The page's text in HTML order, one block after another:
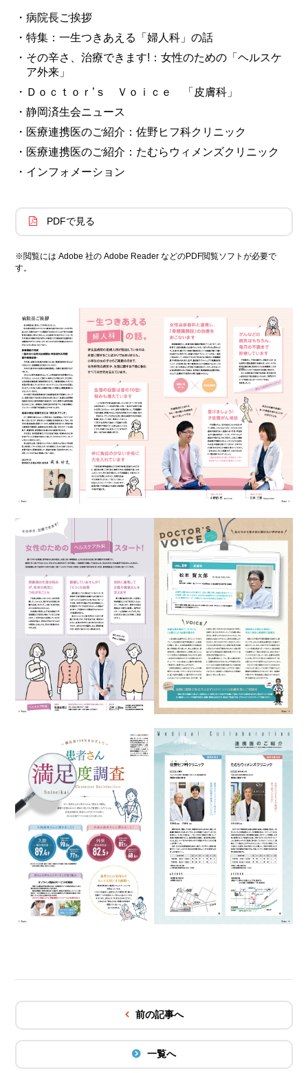
・病院長ご挨拶
・特集：一生つきあえる「婦人科」の話
・その辛さ、治療できます!：女性のための「ヘルスケ
ア外来」
・Ｄｏｃｔｏｒ’ｓ Ｖｏｉｃｅ 「皮膚科」
・静岡済生会ニュース
・医療連携医のご紹介：佐野ヒフ科クリニック
・医療連携医のご紹介：たむらウィメンズクリニック
・インフォメーション
PDFで見る
※閲覧には Adobe 社の Adobe Reader などのPDF閲覧ソフトが必要で
す。
前の記事へ
一覧へ